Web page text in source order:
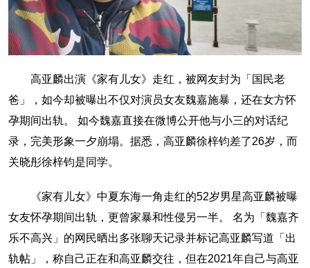
高亚麟出演《家有儿女》走红，被网友封为「国民老
爸」，如今却被曝出不仅对演员女友魏嘉施暴，还在女方怀
孕期间出轨。 如今魏嘉直接在微博公开他与小三的对话纪
录，完美形象一夕崩塌。据悉，高亚麟徐梓钧差了26岁，而
关晓彤徐梓钧是同学。
《家有儿女》中夏东海一角走红的52岁男星高亚麟被曝
女友怀孕期间出轨，更曾家暴和性侵另一半。 名为「魏嘉齐
乐不高兴」的网民晒出多张聊天记录并标记高亚麟写道「出
轨帖」，称自己正在和高亚麟交往，但在2021年自己与高亚